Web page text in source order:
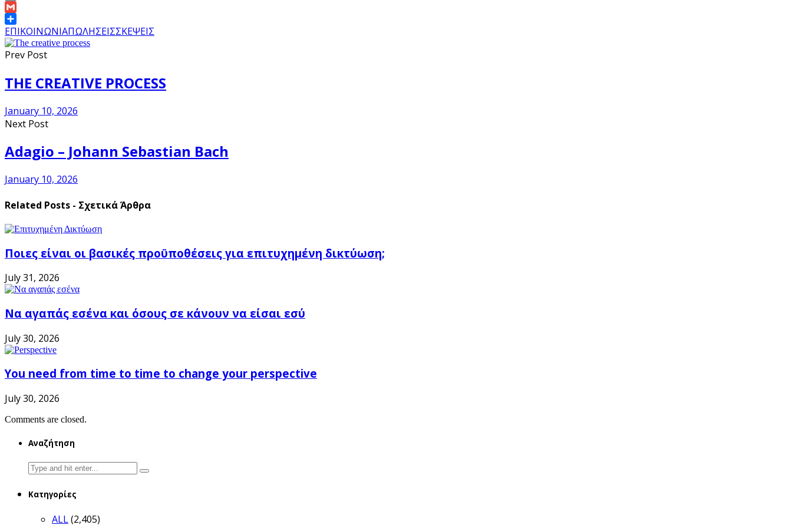
Link
Email
Gmail
Share
ΕΠΙΚΟΙΝΩΝΙΑΠΩΛΗΣΕΙΣΣΚΕΨΕΙΣ
Prev Post
THE CREATIVE PROCESS
January 10, 2026
Next Post
Adagio – Johann Sebastian Bach
January 10, 2026
Related Posts - Σχετικά Άρθρα
Ποιες είναι οι βασικές προϋποθέσεις για επιτυχημένη δικτύωση;
July 31, 2026
Να αγαπάς εσένα και όσους σε κάνουν να είσαι εσύ
July 30, 2026
You need from time to time to change your perspective
July 30, 2026
Comments are closed.
Αναζήτηση
Search
for:
Κατηγορίες
ALL(2,405)